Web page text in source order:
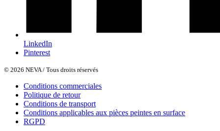
LinkedIn
Pinterest
© 2026 NEVA / Tous droits réservés
Conditions commerciales
Politique de retour
Conditions de transport
Conditions applicables aux pièces peintes en surface
RGPD